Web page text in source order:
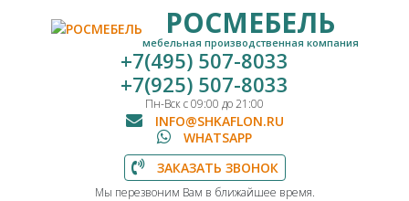
РОСМЕБЕЛЬ
мебельная производственная компания
+7(495) 507-8033
+7(925) 507-8033
Пн-Вск с 09:00 до 21:00
INFO@SHKAFLON.RU
WHATSAPP
ЗАКАЗАТЬ ЗВОНОК
Мы перезвоним Вам в ближайшее время.